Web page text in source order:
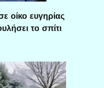
οίκο ευγηρίας
το σπίτι